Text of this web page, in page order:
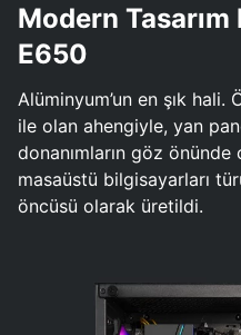
Modern
E650
Alüminyum’un en şık hali.
ile olan ahengiyle, yan
donanımların göz
masaüstü bilgisayarları
öncüsü olarak üretildi.